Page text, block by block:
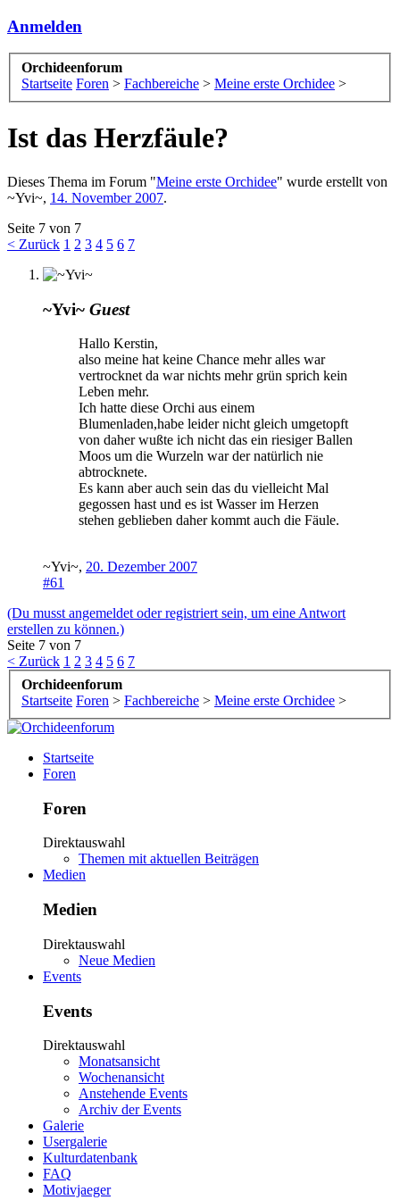
Anmelden
Orchideenforum
Startseite Foren > Fachbereiche > Meine erste Orchidee >
Ist das Herzfäule?
Dieses Thema im Forum "Meine erste Orchidee" wurde erstellt von
~Yvi~, 14. November 2007.
Seite 7 von 7
< Zurück 1 2 3 4 5 6 7
~Yvi~ Guest
Hallo Kerstin,
also meine hat keine Chance mehr alles war
vertrocknet da war nichts mehr grün sprich kein
Leben mehr.
Ich hatte diese Orchi aus einem
Blumenladen,habe leider nicht gleich umgetopft
von daher wußte ich nicht das ein riesiger Ballen
Moos um die Wurzeln war der natürlich nie
abtrocknete.
Es kann aber auch sein das du vielleicht Mal
gegossen hast und es ist Wasser im Herzen
stehen geblieben daher kommt auch die Fäule.
~Yvi~, 20. Dezember 2007
#61
(Du musst angemeldet oder registriert sein, um eine Antwort
erstellen zu können.)
Seite 7 von 7
< Zurück 1 2 3 4 5 6 7
Orchideenforum
Startseite Foren > Fachbereiche > Meine erste Orchidee >
Startseite
Foren
Foren
Direktauswahl
Themen mit aktuellen Beiträgen
Medien
Medien
Direktauswahl
Neue Medien
Events
Events
Direktauswahl
Monatsansicht
Wochenansicht
Anstehende Events
Archiv der Events
Galerie
Usergalerie
Kulturdatenbank
FAQ
Motivjaeger